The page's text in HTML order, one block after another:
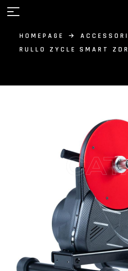
HOMEPAGE ACCESSORI
RULLO ZYCLE SMART